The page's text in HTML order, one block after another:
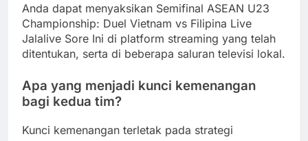
Anda dapat menyaksikan Semifinal ASEAN U23
Championship: Duel Vietnam vs Filipina Live
Jalalive Sore Ini di platform streaming yang telah
ditentukan, serta di beberapa saluran televisi lokal.
Apa yang menjadi kunci kemenangan
bagi kedua tim?
Kunci kemenangan terletak pada strategi